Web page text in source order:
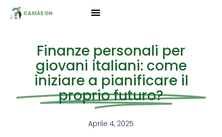
Finanze personali per
giovani italiani: come
iniziare a pianificare il
proprio futuro?
Aprile 4, 2025